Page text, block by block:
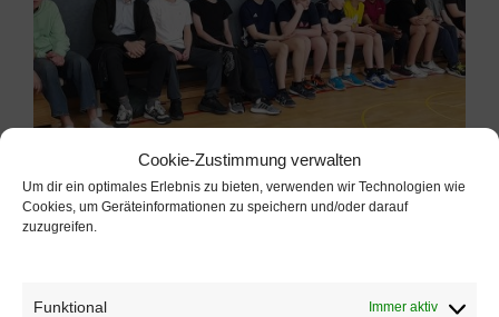
Cookie-Zustimmung verwalten
Um dir ein optimales Erlebnis zu bieten, verwenden wir Technologien wie
Cookies, um Geräteinformationen zu speichern und/oder darauf
zuzugreifen.
Funktional Immer aktiv